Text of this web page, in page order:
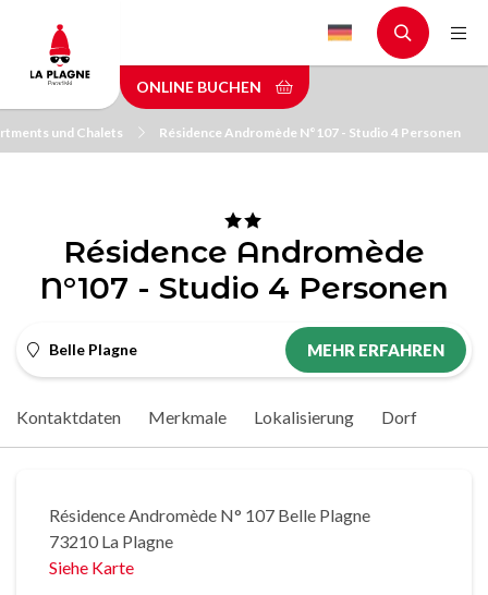
main
content
ONLINE BUCHEN
und Chalets Résidence Andromède N°107 - Studio 4 Personen
Résidence Andromède
N°107 - Studio 4 Personen
Belle Plagne MEHR ERFAHREN
Kontaktdaten Merkmale Lokalisierung Dorf
Résidence Andromède N° 107 Belle Plagne
73210 La Plagne
Siehe Karte